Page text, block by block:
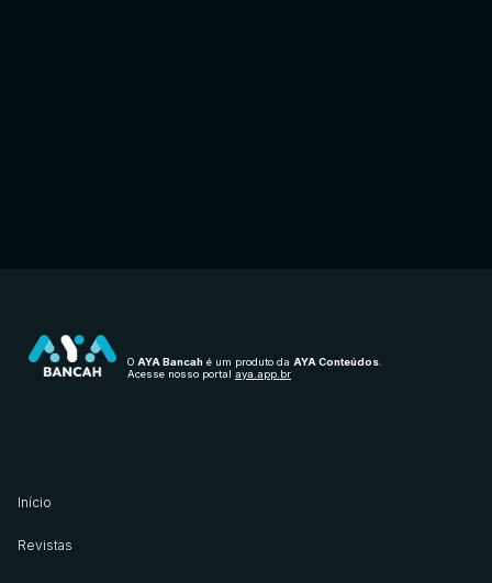
O AYA Bancah é um produto da AYA Conteúdos
Acesse nosso portal aya.app.br
Início
Revistas